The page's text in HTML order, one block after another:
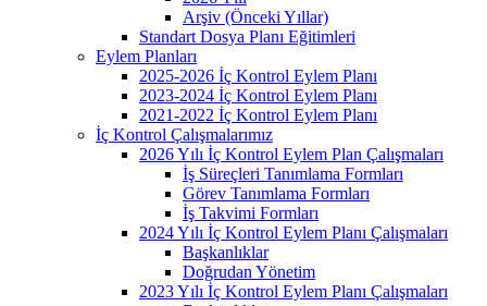
Arşiv (Önceki Yıllar)
Standart Dosya Planı Eğitimleri
Eylem Planları
2025-2026 İç Kontrol Eylem Planı
2023-2024 İç Kontrol Eylem Planı
2021-2022 İç Kontrol Eylem Planı
İç Kontrol Çalışmalarımız
2026 Yılı İç Kontrol Eylem Plan Çalışmaları
İş Süreçleri Tanımlama Formları
Görev Tanımlama Formları
İş Takvimi Formları
2024 Yılı İç Kontrol Eylem Planı Çalışmaları
Başkanlıklar
Doğrudan Yönetim
2023 Yılı İç Kontrol Eylem Planı Çalışmaları